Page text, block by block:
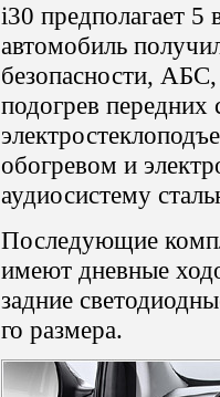
i30 предполагает 5
автомобиль
безопасности, АБС,
подогрев передних
обогревом и
аудиосистему
Последующие
имеют дневные
задние
го размера.